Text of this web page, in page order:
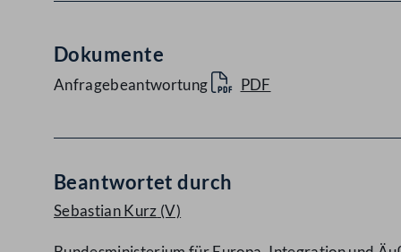
Dokumente
Anfragebeantwortung PDF
Beantwortet durch
Sebastian Kurz (V)